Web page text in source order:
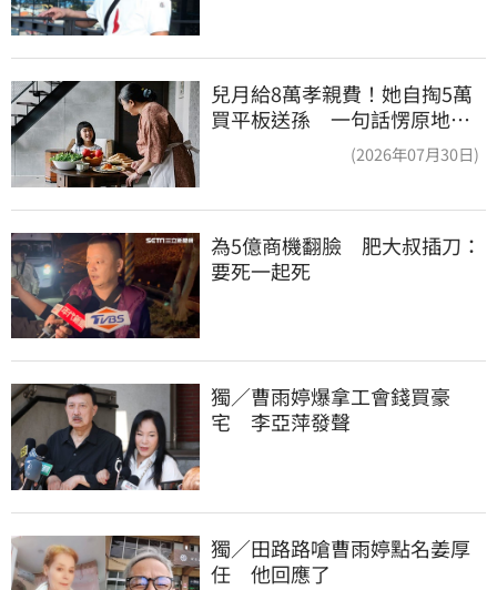
兒月給8萬孝親費！她自掏5萬
買平板送孫 一句話愣原地
(2026年07月30日)
為5億商機翻臉　肥大叔插刀：
要死一起死
獨／曹雨婷爆拿工會錢買豪
宅　李亞萍發聲
獨／田路路嗆曹雨婷點名姜厚
任　他回應了